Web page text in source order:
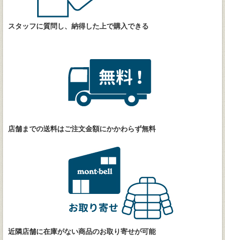
スタッフに質問し、納得した上で購入できる
店舗までの送料はご注文金額にかかわらず無料
近隣店舗に在庫がない商品のお取り寄せが可能